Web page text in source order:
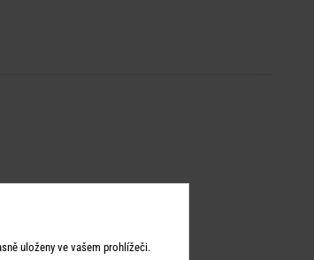
uloženy ve vašem prohlížeči.